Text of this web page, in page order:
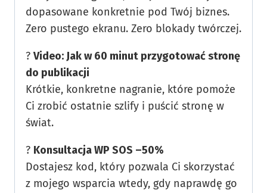
dopasowane konkretnie pod Twój biznes.
Zero pustego ekranu. Zero blokady twórczej.
? Video: Jak w 60 minut przygotować stronę
do publikacji
Krótkie, konkretne nagranie, które pomoże
Ci zrobić ostatnie szlify i puścić stronę w
świat.
? Konsultacja WP SOS –50%
Dostajesz kod, który pozwala Ci skorzystać
z mojego wsparcia wtedy, gdy naprawdę go